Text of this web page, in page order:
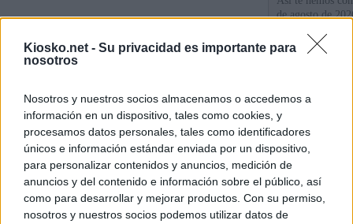
Kiosko.net - Su privacidad es importante para
nosotros
Nosotros y nuestros socios almacenamos o accedemos a
información en un dispositivo, tales como cookies, y
procesamos datos personales, tales como identificadores
únicos e información estándar enviada por un dispositivo,
para personalizar contenidos y anuncios, medición de
anuncios y del contenido e información sobre el público, así
como para desarrollar y mejorar productos. Con su permiso,
nosotros y nuestros socios podemos utilizar datos de
de agosto de
Sánchez se
Los viajeros
Italia: “Es
© Kiosko.net Aviso Legal Privacidad y Cookies